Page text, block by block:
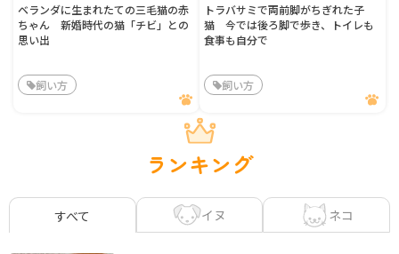
ベランダに生まれたての三毛猫の赤
ちゃん 新婚時代の猫「チビ」との
思い出
飼い方
トラバサミで両前脚がちぎれた子
猫 今では後ろ脚で歩き、トイレも
食事も自分で
飼い方
ランキング
すべて イヌ ネコ